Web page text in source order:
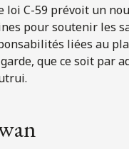
loi C-59 prévoit un
pour soutenir les
liées au
que ce soit par